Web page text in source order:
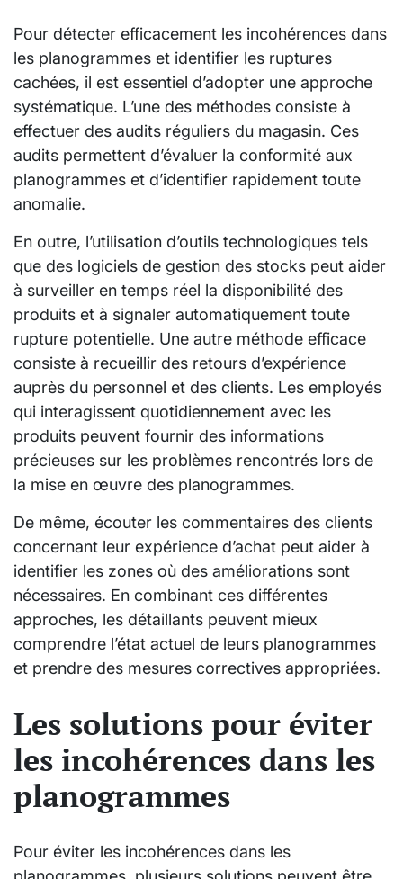
Pour détecter efficacement les incohérences dans
les planogrammes et identifier les ruptures
cachées, il est essentiel d’adopter une approche
systématique. L’une des méthodes consiste à
effectuer des audits réguliers du magasin. Ces
audits permettent d’évaluer la conformité aux
planogrammes et d’identifier rapidement toute
anomalie.
En outre, l’utilisation d’outils technologiques tels
que des logiciels de gestion des stocks peut aider
à surveiller en temps réel la disponibilité des
produits et à signaler automatiquement toute
rupture potentielle. Une autre méthode efficace
consiste à recueillir des retours d’expérience
auprès du personnel et des clients. Les employés
qui interagissent quotidiennement avec les
produits peuvent fournir des informations
précieuses sur les problèmes rencontrés lors de
la mise en œuvre des planogrammes.
De même, écouter les commentaires des clients
concernant leur expérience d’achat peut aider à
identifier les zones où des améliorations sont
nécessaires. En combinant ces différentes
approches, les détaillants peuvent mieux
comprendre l’état actuel de leurs planogrammes
et prendre des mesures correctives appropriées.
Les solutions pour éviter
les incohérences dans les
planogrammes
Pour éviter les incohérences dans les